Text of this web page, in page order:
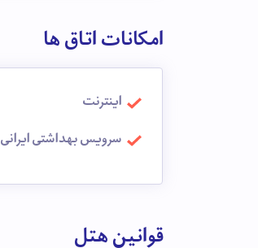
امکانات اتاق ها
اینترنت
سرویس بهداشتی ایرانی
قوانین هتل